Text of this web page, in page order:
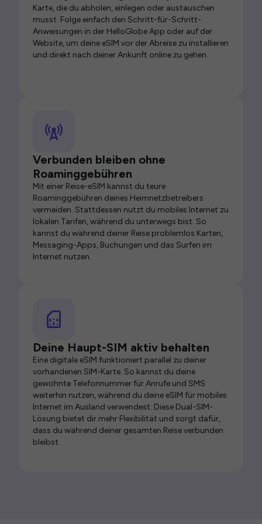
Karte, die du abholen, einlegen oder austauschen
musst. Folge einfach den Schritt-für-Schritt-
Anweisungen in der HelloGlobe App oder auf der
Website, um deine eSIM vor der Abreise zu installieren
und direkt nach deiner Ankunft online zu gehen.
Verbunden bleiben ohne
Roaminggebühren
Mit einer Reise-eSIM kannst du teure
Roaminggebühren deines Heimnetzbetreibers
vermeiden. Stattdessen nutzt du mobiles Internet zu
lokalen Tarifen, während du unterwegs bist. So
kannst du während deiner Reise problemlos Karten,
Messaging-Apps, Buchungen und das Surfen im
Internet nutzen.
Deine Haupt-SIM aktiv behalten
Eine digitale eSIM funktioniert parallel zu deiner
vorhandenen SIM-Karte. So kannst du deine
gewohnte Telefonnummer für Anrufe und SMS
weiterhin nutzen, während du deine eSIM für mobiles
Internet im Ausland verwendest. Diese Dual-SIM-
Lösung bietet dir mehr Flexibilität und sorgt dafür,
dass du während deiner gesamten Reise verbunden
bleibst.